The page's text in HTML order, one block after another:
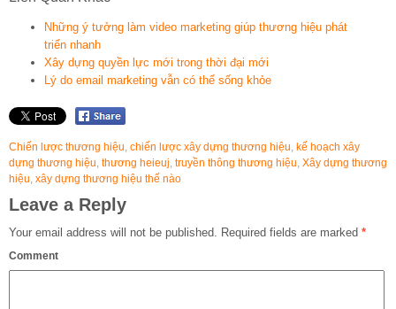
Những ý tưởng làm video marketing giúp thương hiệu phát
triển nhanh
Xây dựng quyền lực mới trong thời đại mới
Lý do email marketing vẫn có thể sống khỏe
Chiến lược thương hiệu chiến lược xây dựng thương hiệu kế hoạch xây
dựng thương hiệu thương heieuj truyền thông thương hiệu Xây dựng thương
hiệu xây dựng thương hiệu thế nào
Leave a Reply
Your email address will not be published. Required fields are marked *
Comment